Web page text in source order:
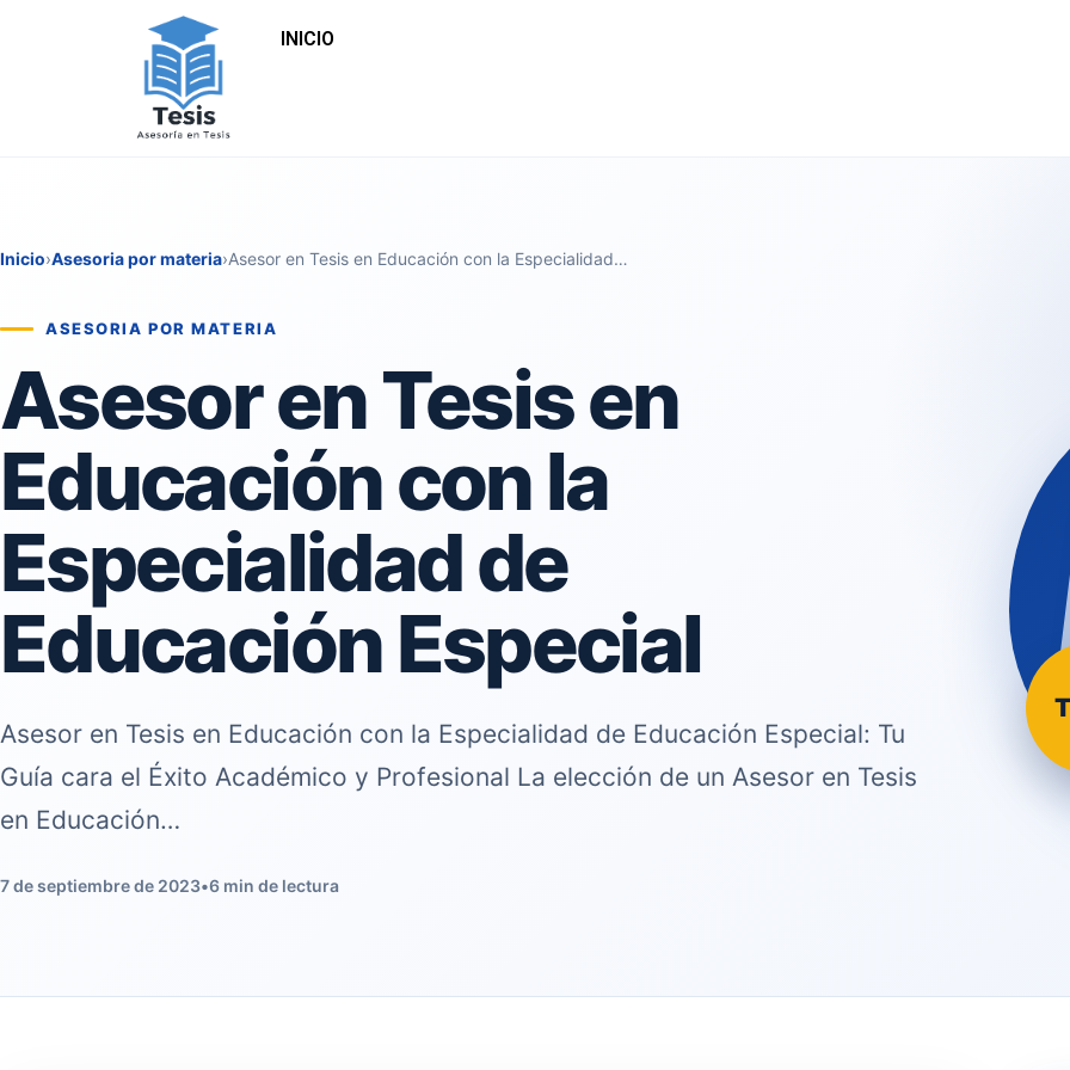
INICIO
Inicio›Asesoria por materia›Asesor en Tesis en Educación con la Especialidad…
ASESORIA POR MATERIA
Asesor en Tesis en
Educación con la
Especialidad de
Educación Especial
Asesor en Tesis en Educación con la Especialidad de Educación Especial: Tu
Guía cara el Éxito Académico y Profesional La elección de un Asesor en Tesis
en Educación…
7 de septiembre de 2023•6 min de lectura